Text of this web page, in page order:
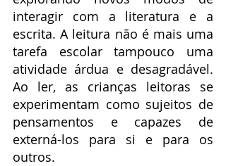
interagir com a literatura e a
escrita. A leitura não é mais uma
tarefa escolar tampouco uma
atividade árdua e desagradável.
Ao ler, as crianças leitoras se
experimentam como sujeitos de
pensamentos e capazes de
externá-los para si e para os
outros.